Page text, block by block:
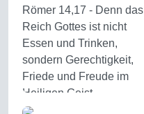
Römer 14,17 - Denn das
Reich Gottes ist nicht
Essen und Trinken,
sondern Gerechtigkeit,
Friede und Freude im
Heiligen Geist